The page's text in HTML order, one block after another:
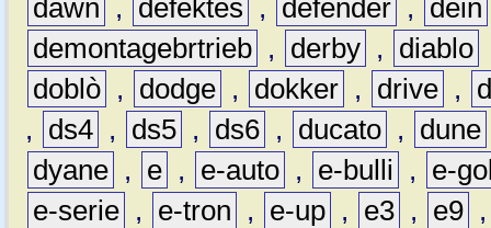
dawn , defektes , defender , dein
demontagebrtrieb , derby , diablo
doblò , dodge , dokker , drive ,
,
ds4 , ds5 , ds6 , ducato , dune
dyane , e , e-auto , e-bulli ,
e-
e-serie , e-tron , e-up , e3 , e9